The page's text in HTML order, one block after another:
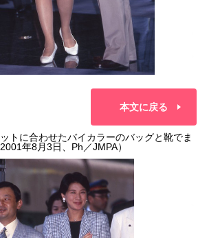
本文に戻る
トに合わせたバイカラーのバッグと靴でま
年8月3日、Ph／JMPA）